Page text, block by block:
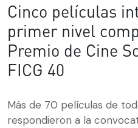
Cinco películas
primer nivel
Premio de Cine
FICG 40
Más de 70 películas de
respondieron a la